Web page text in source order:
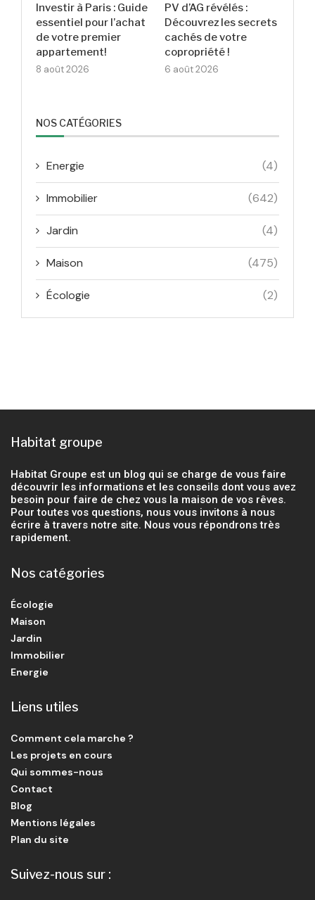
Investir à Paris : Guide
essentiel pour l’achat
de votre premier
appartement!
8 août 2026
PV d’AG révélés :
Découvrez les secrets
cachés de votre
copropriété !
6 août 2026
NOS CATÉGORIES
Energie (4)
Immobilier (642)
Jardin (4)
Maison (475)
Écologie (2)
Habitat groupe
Habitat Groupe est un blog qui se charge de vous faire
découvrir les informations et les conseils dont vous avez
besoin pour faire de chez vous la maison de vos rêves.
Pour toutes vos questions, nous vous invitons à nous
écrire à travers notre site. Nous vous répondrons très
rapidement.
Nos catégories
Écologie
Maison
Jardin
Immobilier
Energie
Liens utiles
Comment cela marche ?
Les projets en cours
Qui sommes-nous
Contact
Blog
Mentions légales
Plan du site
Suivez-nous sur :